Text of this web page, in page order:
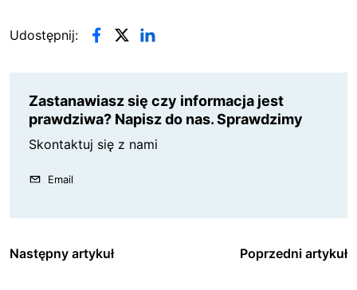
Udostępnij:
Zastanawiasz się czy informacja jest
prawdziwa? Napisz do nas. Sprawdzimy
Skontaktuj się z nami
Email
Następny artykuł Poprzedni artykuł